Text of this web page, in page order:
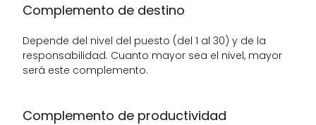
Complemento de destino
Depende del nivel del puesto (del 1 al 30) y de la
responsabilidad. Cuanto mayor sea el nivel, mayor
será este complemento.
Complemento de productividad